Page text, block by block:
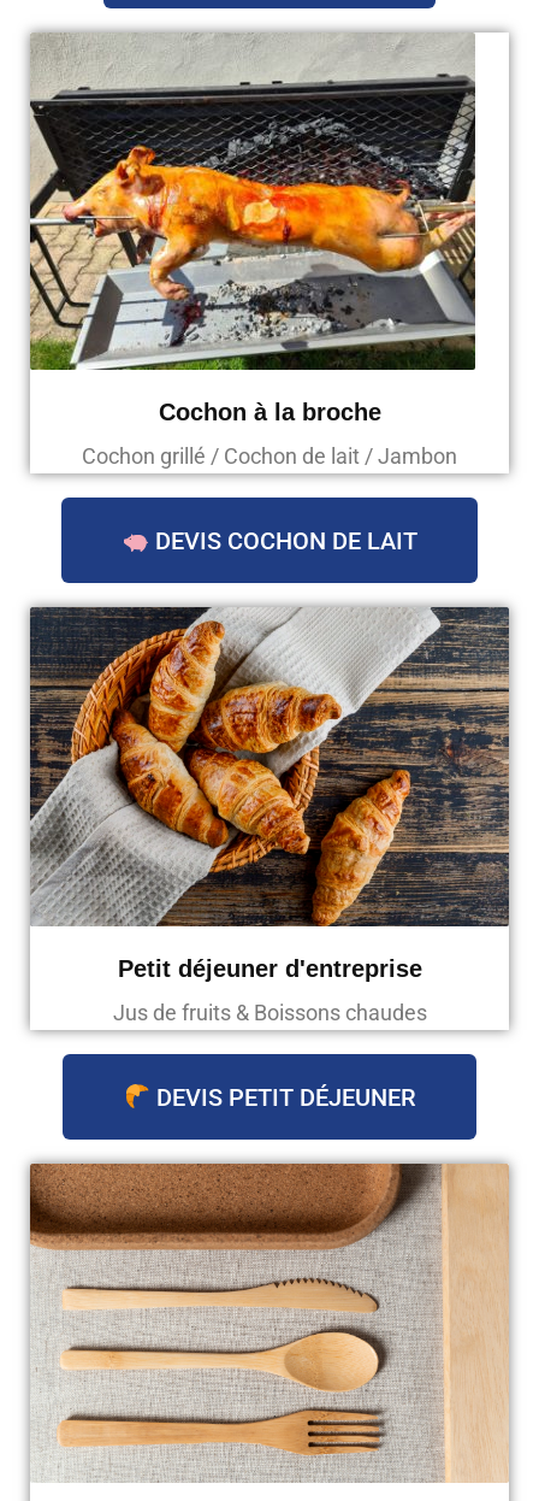
Cochon à la broche
Cochon grillé / Cochon de lait / Jambon
DEVIS COCHON DE LAIT
Petit déjeuner d'entreprise
Jus de fruits & Boissons chaudes
DEVIS PETIT DÉJEUNER